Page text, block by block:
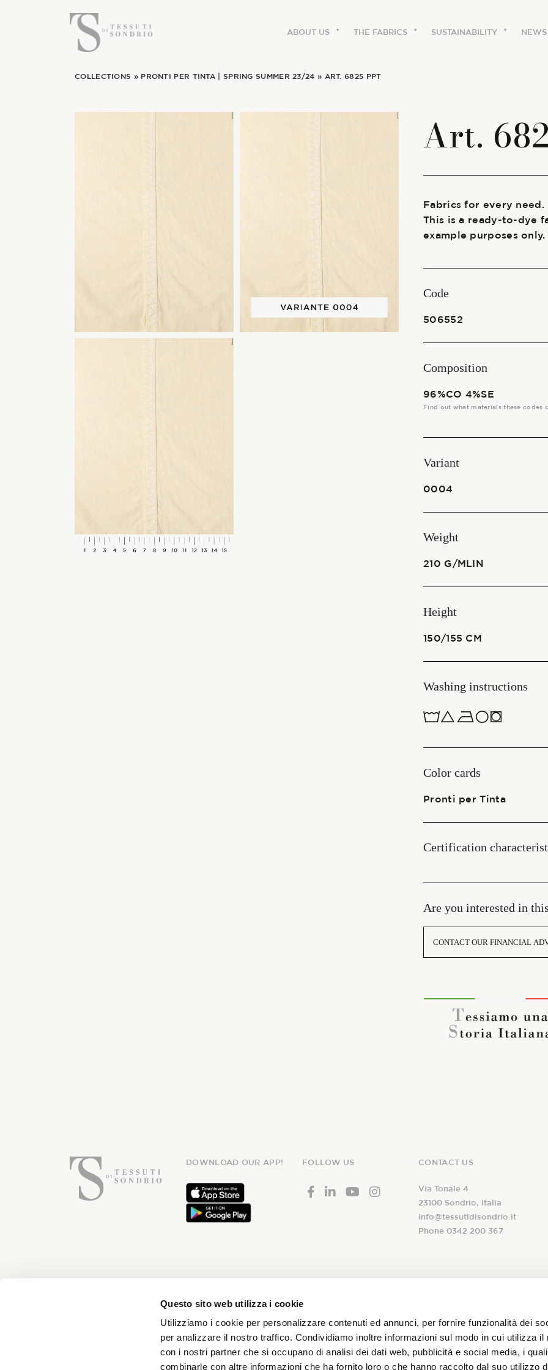
Questo sito web utilizza i cookie
Utilizziamo i cookie per personalizzare contenuti ed annunci, per fornire funzionalità dei
per analizzare il nostro traffico. Condividiamo inoltre informazioni sul modo in cui utilizza il
con i nostri partner che si occupano di analisi dei dati web, pubblicità e social media, i
combinarle con altre informazioni che ha fornito loro o che hanno raccolto dal suo utilizzo
ABOUT US THE FABRICS SUSTAINABILITY NEWS
COLLECTIONS » PRONTI PER TINTA SPRING SUMMER 23/24 » ART. 6825 PPT
Art.
Fabrics for every
This is a ready-to-dye
example purposes only.
Code
506552
Composition
96%CO 4%SE
Find out what materials these codes
Variant
0004
Weight
210 G/MLIN
Height
150/155 CM
Washing instructions
1ucQJ
Color cards
Pronti per Tinta
Certification
Are you interested in
CONTACT OUR FINANCIAL
DOWNLOAD OUR APP! FOLLOW US CONTACT US
Via Tonale 4
23100 Sondrio, Italia
info@tessutidisondrio.it
Phone 0342 200 367
Subscribe to our
newsletter!
You will receive news every month and promotions on our fabrics!
I declare that I have read
consent to the treatment
subscription to the Tessuti
ABOUT US
The labels
Our history
Work with us
Share our fabrics
The season Fall/Winter
The season Spring/Summer
bunch
The characteristics
Heart for Earth
UpCycle
Certifications
Start together
CONTACT US